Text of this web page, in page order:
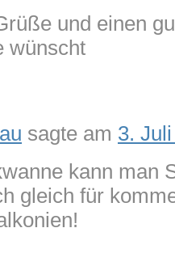
und einen
wünscht
sagte am 3.
kann man
gleich für